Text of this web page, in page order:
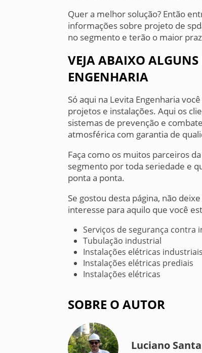
Quer a melhor solução? Então
informações sobre projeto de
no segmento e terão o maior
VEJA ABAIXO
ENGENHARIA
Só aqui na Levita Engenharia
projetos e instalações. Aqui os
sistemas de prevenção e
atmosférica com garantia de
Faça como os muitos parceiros
segmento por toda seriedade e
ponta a ponta.
Se gostou desta página, não
interesse para aquilo que você
Serviços de segurança contra
Tubulação industrial
Instalações elétricas industriais
Instalações elétricas prediais
Instalações elétricas
SOBRE O AUTOR
Luciano